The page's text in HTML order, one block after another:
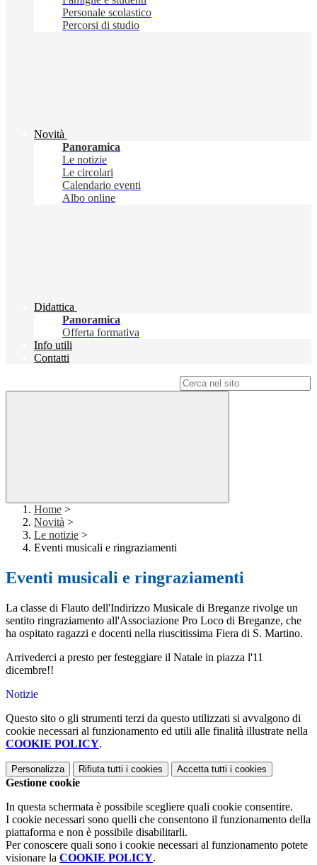
Personale scolastico
Percorsi di studio
Novità
Panoramica
Le notizie
Le circolari
Calendario eventi
Albo online
Didattica
Panoramica
Offerta formativa
Info utili
Contatti
Home >
Novità >
Le notizie >
Eventi musicali e ringraziamenti
Eventi musicali e ringraziamenti
La classe di Flauto dell'Indirizzo Musicale di Breganze rivolge un
sentito ringraziamento all'Associazione Pro Loco di Breganze, che
ha ospitato ragazzi e docenti nella riuscitissima Fiera di S. Martino.
Arrivederci a presto per festeggiare il Natale in piazza l'11
dicembre!!
Notizie
Questo sito o gli strumenti terzi da questo utilizzati si avvalgono di
cookie necessari al funzionamento ed utili alle finalità illustrate nella
COOKIE POLICY.
Personalizza Rifiuta tutti i cookies Accetta tutti i cookies
Gestione cookie
In questa schermata è possibile scegliere quali cookie consentire.
I cookie necessari sono quelli che consentono il funzionamento della
piattaforma e non è possibile disabilitarli.
Per conoscere quali sono i cookie necessari al funzionamento potete
visionare la COOKIE POLICY.